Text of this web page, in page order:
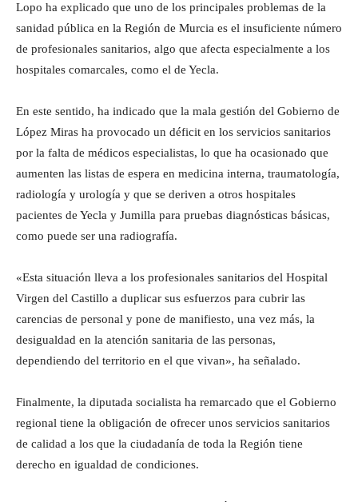
Lopo ha explicado que uno de los principales problemas de la
sanidad pública en la Región de Murcia es el insuficiente número
de profesionales sanitarios, algo que afecta especialmente a los
hospitales comarcales, como el de Yecla.
En este sentido, ha indicado que la mala gestión del Gobierno de
López Miras ha provocado un déficit en los servicios sanitarios
por la falta de médicos especialistas, lo que ha ocasionado que
aumenten las listas de espera en medicina interna, traumatología,
radiología y urología y que se deriven a otros hospitales
pacientes de Yecla y Jumilla para pruebas diagnósticas básicas,
como puede ser una radiografía.
«Esta situación lleva a los profesionales sanitarios del Hospital
Virgen del Castillo a duplicar sus esfuerzos para cubrir las
carencias de personal y pone de manifiesto, una vez más, la
desigualdad en la atención sanitaria de las personas,
dependiendo del territorio en el que vivan», ha señalado.
Finalmente, la diputada socialista ha remarcado que el Gobierno
regional tiene la obligación de ofrecer unos servicios sanitarios
de calidad a los que la ciudadanía de toda la Región tiene
derecho en igualdad de condiciones.